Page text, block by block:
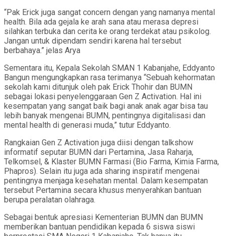
“Pak Erick juga sangat concern dengan yang namanya mental
health. Bila ada gejala ke arah sana atau merasa depresi
silahkan terbuka dan cerita ke orang terdekat atau psikolog.
Jangan untuk dipendam sendiri karena hal tersebut
berbahaya.” jelas Arya
Sementara itu, Kepala Sekolah SMAN 1 Kabanjahe, Eddyanto
Bangun mengungkapkan rasa terimanya “Sebuah kehormatan
sekolah kami ditunjuk oleh pak Erick Thohir dan BUMN
sebagai lokasi penyelenggaraan Gen Z Activation. Hal ini
kesempatan yang sangat baik bagi anak anak agar bisa tau
lebih banyak mengenai BUMN, pentingnya digitalisasi dan
mental health di generasi muda,” tutur Eddyanto.
Rangkaian Gen Z Activation juga diisi dengan talkshow
informatif seputar BUMN dari Pertamina, Jasa Raharja,
Telkomsel, & Klaster BUMN Farmasi (Bio Farma, Kimia Farma,
Phapros). Selain itu juga ada sharing inspiratif mengenai
pentingnya menjaga kesehatan mental. Dalam kesempatan
tersebut Pertamina secara khusus menyerahkan bantuan
berupa peralatan olahraga.
Sebagai bentuk apresiasi Kementerian BUMN dan BUMN
memberikan bantuan pendidikan kepada 6 siswa siswi